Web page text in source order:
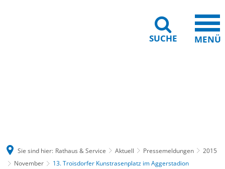
SUCHE MENÜ
Sie sind hier: Rathaus & Service Aktuell Pressemeldungen
2015
November
13. Troisdorfer Kunstrasenplatz im Aggerstadion